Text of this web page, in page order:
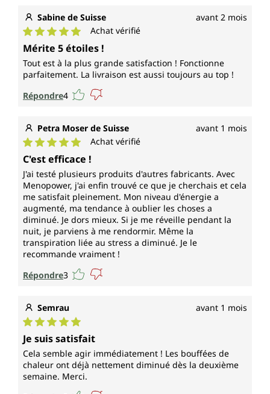
Sabine de Suisse avant 2 mois
Note moyenne de 5 sur 5 étoiles
Achat vérifié
Mérite 5 étoiles !
Tout est à la plus grande satisfaction ! Fonctionne
parfaitement. La livraison est aussi toujours au top !
Répondre4
Petra Moser de Suisse avant 1 mois
Note moyenne de 5 sur 5 étoiles
Achat vérifié
C'est efficace !
J'ai testé plusieurs produits d'autres fabricants. Avec
Menopower, j'ai enfin trouvé ce que je cherchais et cela
me satisfait pleinement. Mon niveau d'énergie a
augmenté, ma tendance à oublier les choses a
diminué. Je dors mieux. Si je me réveille pendant la
nuit, je parviens à me rendormir. Même la
transpiration liée au stress a diminué. Je le
recommande vraiment !
Répondre3
Semrau avant 1 mois
Note moyenne de 5 sur 5 étoiles
Je suis satisfait
Cela semble agir immédiatement ! Les bouffées de
chaleur ont déjà nettement diminué dès la deuxième
semaine. Merci.